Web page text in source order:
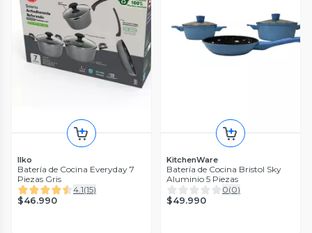
Ilko
Batería de Cocina Everyday 7
Piezas Gris
4.1(15)
$46.990
KitchenWare
Batería de Cocina Bristol Sky
Aluminio 5 Piezas
0(0)
$49.990